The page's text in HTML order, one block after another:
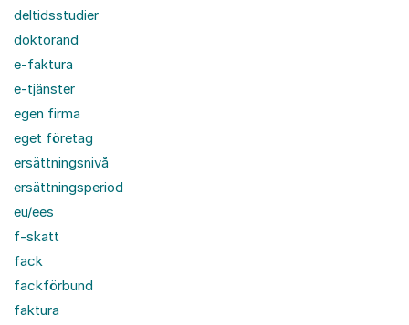
deltidsstudier
doktorand
e-faktura
e-tjänster
egen firma
eget företag
ersättningsnivå
ersättningsperiod
eu/ees
f-skatt
fack
fackförbund
faktura